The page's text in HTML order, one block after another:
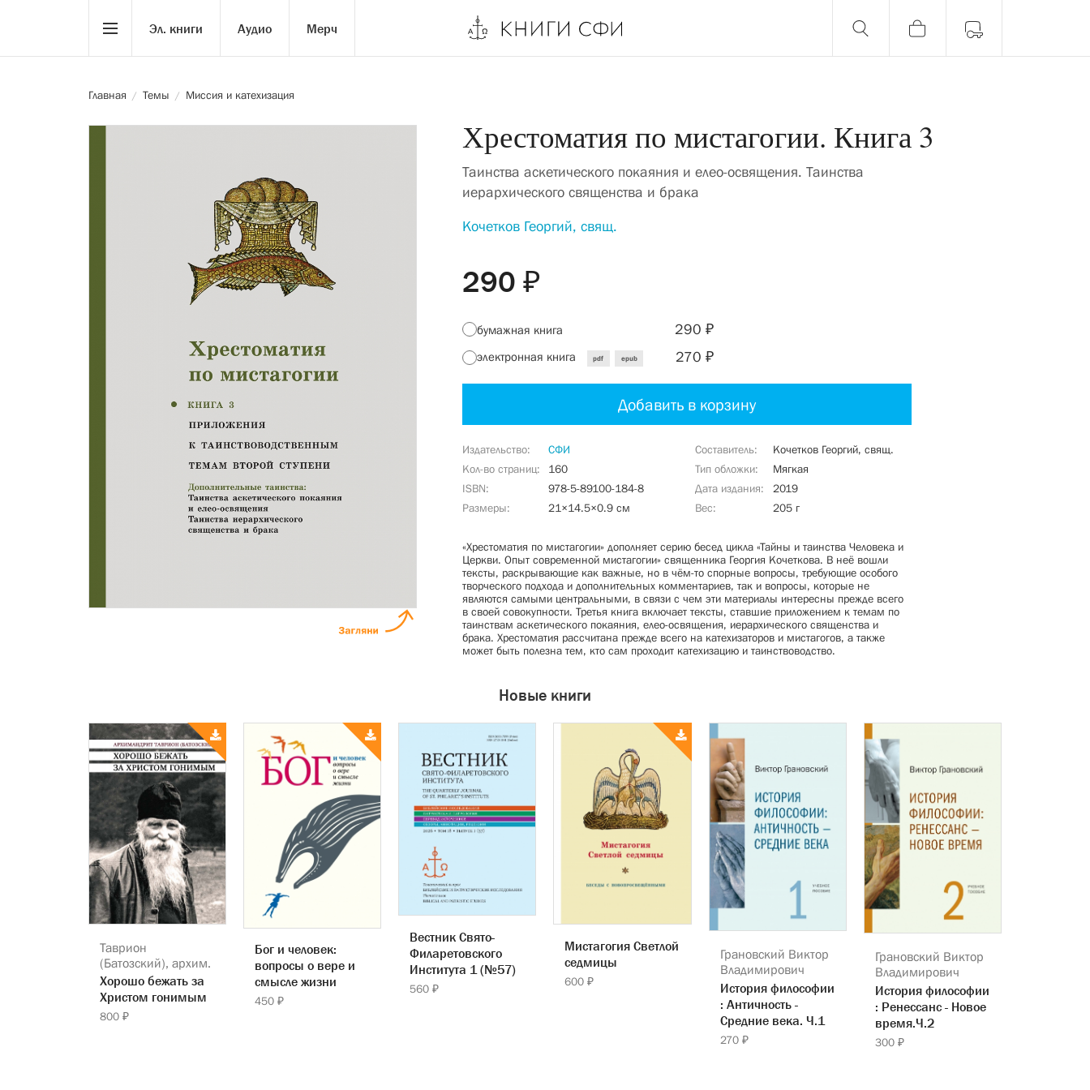
Эл. книги Аудио Мерч
Главная / Темы / Миссия и катехизация
Хрестоматия по мистагогии. Книга 3
Таинства аскетического покаяния и елео-освящения. Таинства
иерархического священства и брака
Кочетков Георгий, свящ.
290 ₽
бумажная книга 290 ₽
электронная книга pdf epub 270 ₽
Добавить в корзину
Издательство СФИ Составитель
Кочетков Георгий, свящ.
Кол-во страниц
160 Тип обложки
Мягкая
ISBN
978-5-89100-184-8 Дата издания
2019
Размеры
21×14.5×0.9 см Вес 205 г
«Хрестоматия по мистагогии» дополняет серию бесед цикла «Тайны и таинства Человека и
Церкви. Опыт современной мистагогии» священника Георгия Кочеткова. В неё вошли
тексты, раскрывающие как важные, но в чём-то спорные вопросы, требующие особого
творческого подхода и дополнительных комментариев, так и вопросы, которые не
являются самыми центральными, в связи с чем эти материалы интересны прежде всего
в своей совокупности. Третья книга включает тексты, ставшие приложением к темам по
таинствам аскетического покаяния, елео-освящения, иерархического священства и
брака. Хрестоматия рассчитана прежде всего на катехизаторов и мистагогов, а также
может быть полезна тем, кто сам проходит катехизацию и таинствоводство.
Новые книги
Таврион
(Батозский), архим.
Хорошо бежать за
Христом гонимым
800 ₽
Бог и человек:
вопросы о вере и
смысле жизни
450 ₽
Вестник Свято-
Филаретовского
Института 1 (№57)
560 ₽
Мистагогия Светлой
седмицы
600 ₽
Грановский Виктор
Владимирович
История философии
: Античность -
Средние века. Ч.1
270 ₽
Грановский Виктор
Владимирович
История философии
: Ренессанс - Новое
время.Ч.2
300 ₽